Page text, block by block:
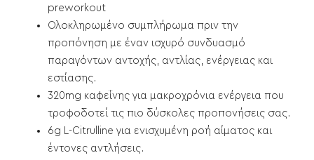
preworkout
Ολοκληρωμένο συμπλήρωμα πριν την
προπόνηση με έναν ισχυρό συνδυασμό
παραγόντων αντοχής, αντλίας, ενέργειας και
εστίασης.
320mg καφεΐνης για μακροχρόνια ενέργεια που
τροφοδοτεί τις πιο δύσκολες προπονήσεις σας.
6g L-Citrulline για ενισχυμένη ροή αίματος και
έντονες αντλήσεις.